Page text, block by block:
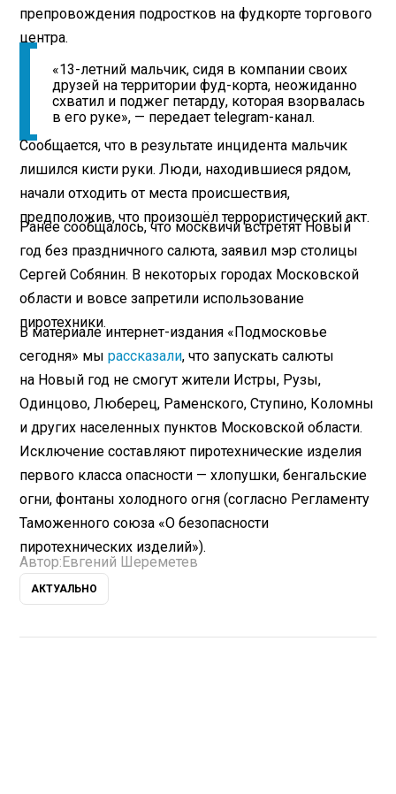
препровождения подростков на фудкорте торгового
центра.
«13-летний мальчик, сидя в компании своих
друзей на территории фуд-корта, неожиданно
схватил и поджег петарду, которая взорвалась
в его руке», — передает telegram-канал.
Сообщается, что в результате инцидента мальчик
лишился кисти руки. Люди, находившиеся рядом,
начали отходить от места происшествия,
предположив, что произошёл террористический акт.
Ранее сообщалось, что москвичи встретят Новый
год без праздничного салюта, заявил мэр столицы
Сергей Собянин. В некоторых городах Московской
области и вовсе запретили использование
пиротехники.
В материале интернет-издания «Подмосковье
сегодня» мырассказали, что запускать салюты
на Новый год не смогут жители Истры, Рузы,
Одинцово, Люберец, Раменского, Ступино, Коломны
и других населенных пунктов Московской области.
Исключение составляют пиротехнические изделия
первого класса опасности — хлопушки, бенгальские
огни, фонтаны холодного огня (согласно Регламенту
Таможенного союза «О безопасности
пиротехнических изделий»).
Автор: Евгений Шереметев
АКТУАЛЬНО